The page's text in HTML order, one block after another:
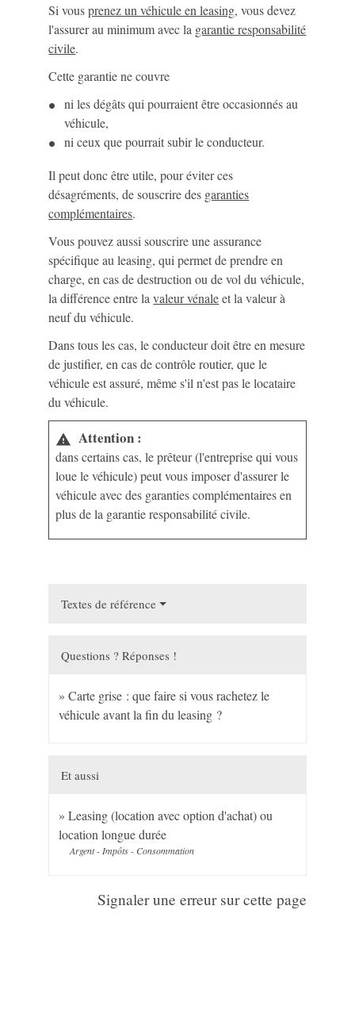
Si vousprenez un véhicule en leasing, vous devez
l'assurer au minimum avec la garantie responsabilité
civile.
Cette garantie ne couvre
ni les dégâts qui pourraient être occasionnés au
véhicule,
ni ceux que pourrait subir le conducteur.
Il peut donc être utile, pour éviter ces
désagréments, de souscrire des garanties
complémentaires.
Vous pouvez aussi souscrire une assurance
spécifique au leasing, qui permet de prendre en
charge, en cas de destruction ou de vol du véhicule,
la différence entre lavaleur vénaleet la valeur à
neuf du véhicule.
Dans tous les cas, le conducteur doit être en mesure
de justifier, en cas de contrôle routier, que le
véhicule est assuré, même s'il n'est pas le locataire
du véhicule.
warning Attention :
dans certains cas, le prêteur (l'entreprise qui vous
loue le véhicule) peut vous imposer d'assurer le
véhicule avec des garanties complémentaires en
plus de la garantie responsabilité civile.
Textes de référence
Questions ? Réponses !
Carte grise : que faire si vous rachetez le
véhicule avant la fin du leasing ?
Et aussi
Leasing (location avec option d'achat) ou
location longue durée
Argent - Impôts - Consommation
Signaler une erreur sur cette page